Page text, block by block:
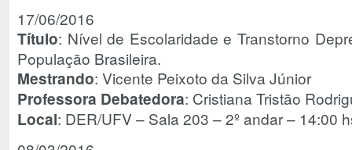
17/06/2016
Título: Nível de Escolaridade e Transtorno
População Brasileira.
Mestrando: Vicente Peixoto da Silva Júnior
Professora Debatedora: Cristiana Tristão
Local: DER/UFV – Sala 203 – 2º andar – 14:00